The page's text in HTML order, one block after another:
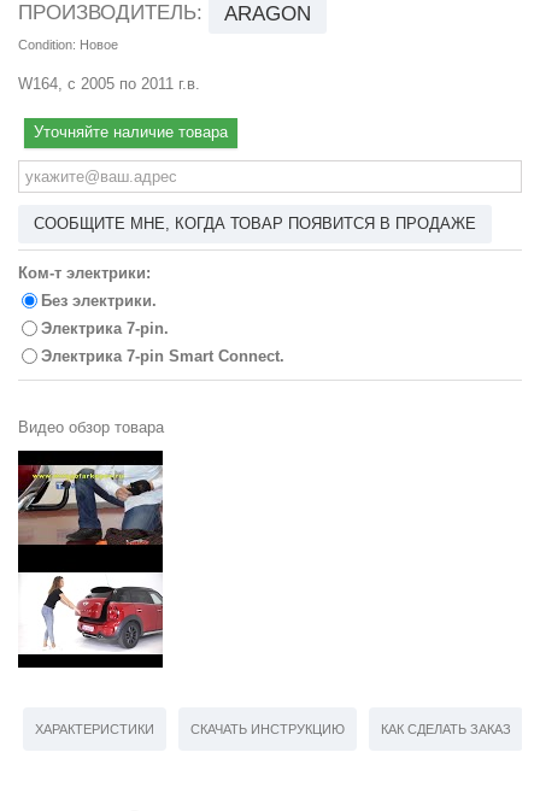
ПРОИЗВОДИТЕЛЬ: ARAGON
Condition: Новое
W164, с 2005 по 2011 г.в.
Уточняйте наличие товара
СООБЩИТЕ МНЕ, КОГДА ТОВАР ПОЯВИТСЯ В ПРОДАЖЕ
Ком-т электрики:
Без электрики.
Электрика 7-pin.
Электрика 7-pin Smart Connect.
Видео обзор товара
ХАРАКТЕРИСТИКИ СКАЧАТЬ ИНСТРУКЦИЮ КАК СДЕЛАТЬ ЗАКАЗ